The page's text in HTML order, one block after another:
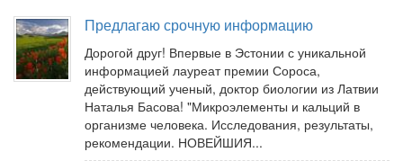
Предлагаю срочную информацию
Дорогой друг! Впервые в Эстонии с уникальной
информацией лауреат премии Сороса,
действующий ученый, доктор биологии из Латвии
Наталья Басова! "Микроэлементы и кальций в
организме человека. Исследования, результаты,
рекомендации. НОВЕЙШИЯ...